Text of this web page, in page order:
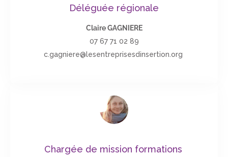
Déléguée régionale
Claire GAGNIERE
07 67 71 02 89
c.gagniere@lesentreprisesdinsertion.org
Chargée de mission formations